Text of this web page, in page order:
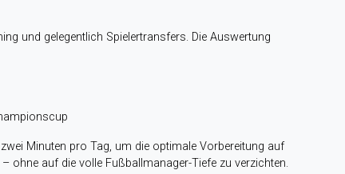
und gelegentlich Spielertransfers. Die Auswertung
Minuten pro Tag, um die optimale Vorbereitung auf
ohne auf die volle Fußballmanager-Tiefe zu verzichten.